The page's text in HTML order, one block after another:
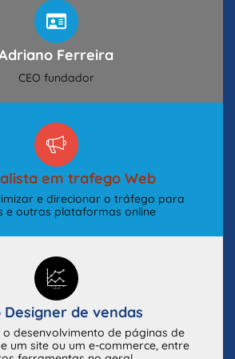
Ferreira
CEO fundador
em trafego Web
e direcionar o tráfego para
e outras plataformas online
Designer de vendas
desenvolvimento de páginas de
um site ou um e-commerce, entre